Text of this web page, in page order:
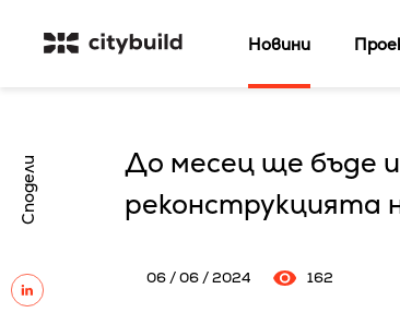
Новини
Сподели
До месец ще бъде
реконструкцията
06 / 06 / 2024 162